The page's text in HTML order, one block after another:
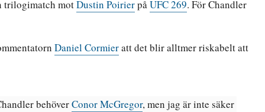
trilogimatch motDustin PoirierpåUFC 269. För Chandler
Daniel Cormieratt det blir alltmer riskabelt att
behöverConor McGregor, men jag är inte säker